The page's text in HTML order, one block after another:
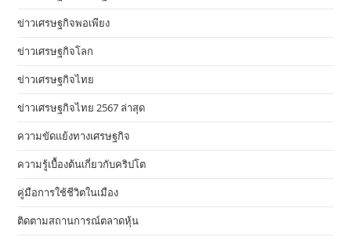
ข่าวเศรษฐกิจพอเพียง
ข่าวเศรษฐกิจโลก
ข่าวเศรษฐกิจไทย
ข่าวเศรษฐกิจไทย 2567 ล่าสุด
ความขัดแย้งทางเศรษฐกิจ
ความรู้เบื้องต้นเกี่ยวกับคริปโต
คู่มือการใช้ชีวิตในเมือง
ติดตามสถานการณ์ตลาดหุ้น